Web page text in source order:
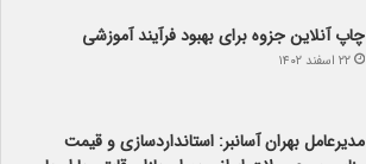
چاپ آنلاین جزوه برای بهبود فرآیند آموزشی
۲۲ اسفند ۱۴۰۲
مدیرعامل بهران آسانبر: استانداردسازی و قیمت